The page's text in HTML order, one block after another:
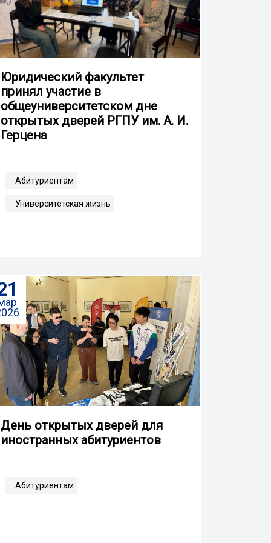
Юридический факультет
принял участие в
общеуниверситетском дне
открытых дверей РГПУ им. А. И.
Герцена
Абитуриентам
Университетская жизнь
День открытых дверей для
иностранных абитуриентов
Абитуриентам